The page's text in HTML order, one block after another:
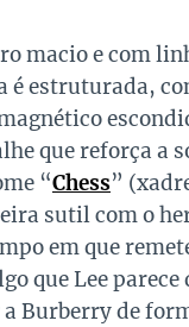
macio e com
é estruturada,
que reforça a
“Chess”
sutil com o
em que
que Lee
Burberry de